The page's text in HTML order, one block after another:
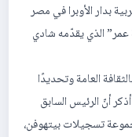
بدار الأوبرا في مصر
الذي يقدّمه شادي
العامة وتحديدًا
أنّ الرئيس السابق
تسجيلات بيتهوفن،